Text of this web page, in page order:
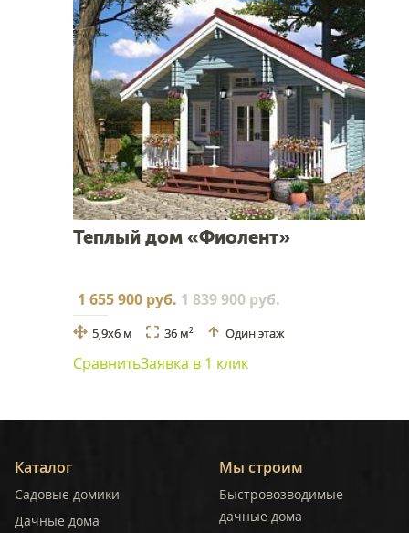
Теплый дом «Фиолент»
1 655 900 руб. 1 839 900 руб.
5,9x6 м 36 м2 Один этаж
СравнитьЗаявка в 1 клик
Каталог
Садовые домики
Дачные дома
Мы строим
Быстровозводимые
дачные дома